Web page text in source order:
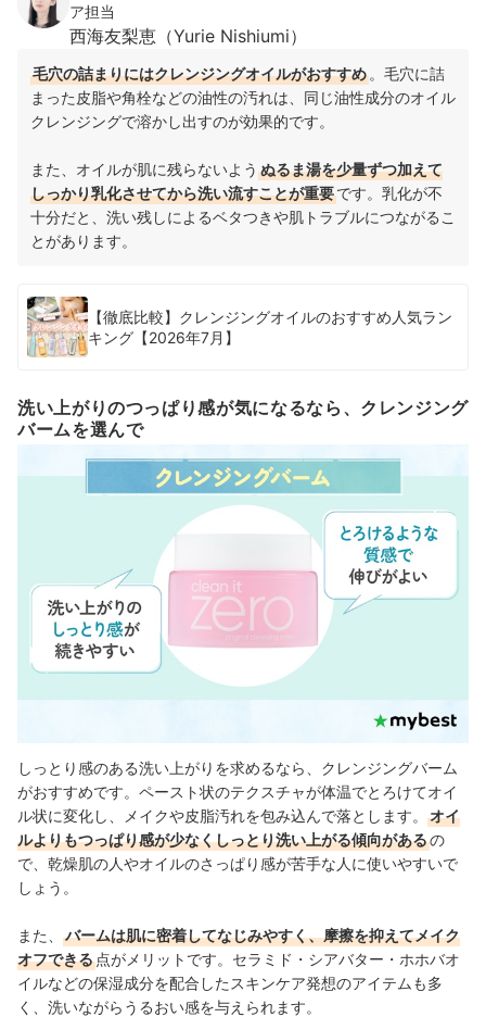
ア担当
西海友梨恵（Yurie Nishiumi）
毛穴の詰まりにはクレンジングオイルがおすすめ 。毛穴に詰
まった皮脂や角栓などの油性の汚れは、同じ油性成分のオイル
クレンジングで溶かし出すのが効果的です。
また、オイルが肌に残らないよう ぬるま湯を少量ずつ加えて
しっかり乳化させてから洗い流すことが重要です。乳化が不
十分だと、洗い残しによるベタつきや肌トラブルにつながるこ
とがあります。
【徹底比較】クレンジングオイルのおすすめ人気ラン
キング【2026年7月】
洗い上がりのつっぱり感が気になるなら、クレンジング
バームを選んで
しっとり感のある洗い上がりを求めるなら、クレンジングバーム
がおすすめです。ペースト状のテクスチャが体温でとろけてオイ
ル状に変化し、メイクや皮脂汚れを包み込んで落とします。
オイ
ルよりもつっぱり感が少なくしっとり洗い上がる傾向があるの
で、乾燥肌の人やオイルのさっぱり感が苦手な人に使いやすいで
しょう。
また、
バームは肌に密着してなじみやすく、摩擦を抑えてメイク
オフできる 点がメリットです。セラミド・シアバター・ホホバオ
イルなどの保湿成分を配合したスキンケア発想のアイテムも多
く、洗いながらうるおい感を与えられます。